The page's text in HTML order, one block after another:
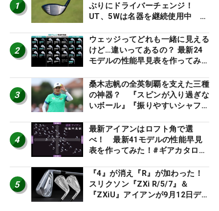
1
ぶりにドライバーチェンジ！
UT、5Wは名器を継続使用中 #
2
ウェッジってどれも一緒に見える
けど…違いってあるの？ 最新24
モデルの性能早見表を作ってみ
3
桑木志帆の全英制覇を支えた三種
の神器？ 『スピンが入り過ぎな
いボール』『振りやすいシャフ
ー』 #女子プロセッティング
4
最新アイアンはロフト角で選
べ！ 最新41モデルの性能早見
表を作ってみた！#ギアカタログ
5
『4』が消え『R』が加わった！
スリクソン『ZXi R/5/7』＆
『ZXiU』アイアンが9月12日デ